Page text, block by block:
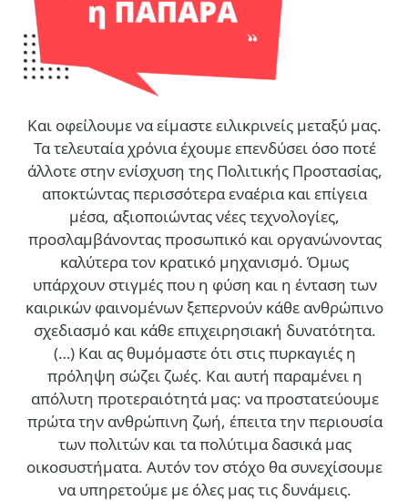
Και οφείλουμε να είμαστε ειλικρινείς μεταξύ μας.
Τα τελευταία χρόνια έχουμε επενδύσει όσο ποτέ
άλλοτε στην ενίσχυση της Πολιτικής Προστασίας,
αποκτώντας περισσότερα εναέρια και επίγεια
μέσα, αξιοποιώντας νέες τεχνολογίες,
προσλαμβάνοντας προσωπικό και οργανώνοντας
καλύτερα τον κρατικό μηχανισμό. Όμως
υπάρχουν στιγμές που η φύση και η ένταση των
καιρικών φαινομένων ξεπερνούν κάθε ανθρώπινο
σχεδιασμό και κάθε επιχειρησιακή δυνατότητα.
(…) Και ας θυμόμαστε ότι στις πυρκαγιές η
πρόληψη σώζει ζωές. Και αυτή παραμένει η
απόλυτη προτεραιότητά μας: να προστατεύουμε
πρώτα την ανθρώπινη ζωή, έπειτα την περιουσία
των πολιτών και τα πολύτιμα δασικά μας
οικοσυστήματα. Αυτόν τον στόχο θα συνεχίσουμε
να υπηρετούμε με όλες μας τις δυνάμεις.